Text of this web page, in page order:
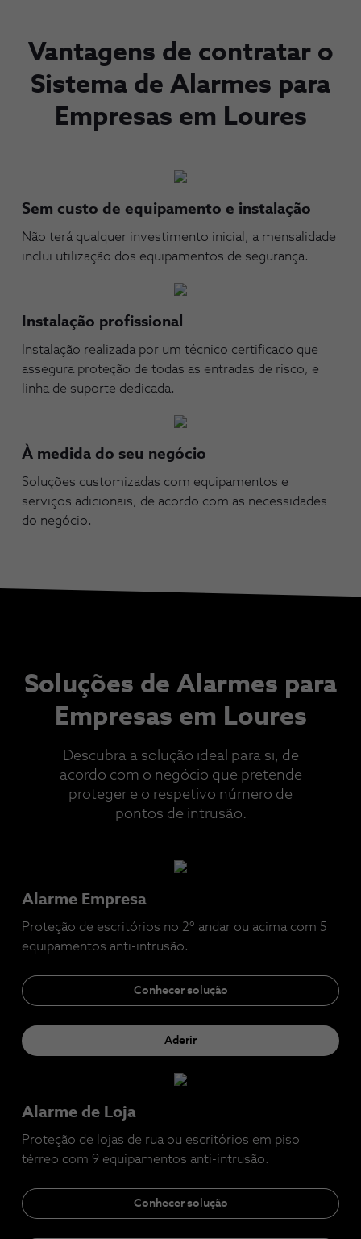
Vantagens de contratar o
Sistema de Alarmes para
Empresas em Loures
Sem custo de equipamento e instalação
Não terá qualquer investimento inicial, a mensalidade
inclui utilização dos equipamentos de segurança.
Instalação profissional
Instalação realizada por um técnico certificado que
assegura proteção de todas as entradas de risco, e
linha de suporte dedicada.
À medida do seu negócio
Soluções customizadas com equipamentos e
serviços adicionais, de acordo com as necessidades
do negócio.
Soluções de Alarmes para
Empresas em Loures
Descubra a solução ideal para si, de
acordo com o negócio que pretende
proteger e o respetivo número de
pontos de intrusão.
Alarme Empresa
Proteção de escritórios no 2º andar ou acima com 5
equipamentos anti-intrusão.
Conhecer solução
Aderir
Alarme de Loja
Proteção de lojas de rua ou escritórios em piso
térreo com 9 equipamentos anti-intrusão.
Conhecer solução